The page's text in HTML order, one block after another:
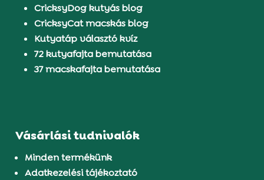
CricksyDog kutyás blog
CricksyCat macskás blog
Kutyatáp választó kvíz
72 kutyafajta bemutatása
37 macskafajta bemutatása
Vásárlási tudnivalók
Minden termékünk
Adatkezelési tájékoztató